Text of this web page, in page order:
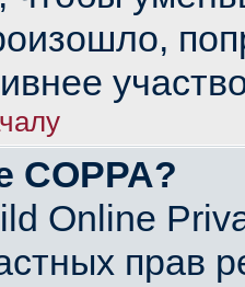
COPPA?
Online
прав